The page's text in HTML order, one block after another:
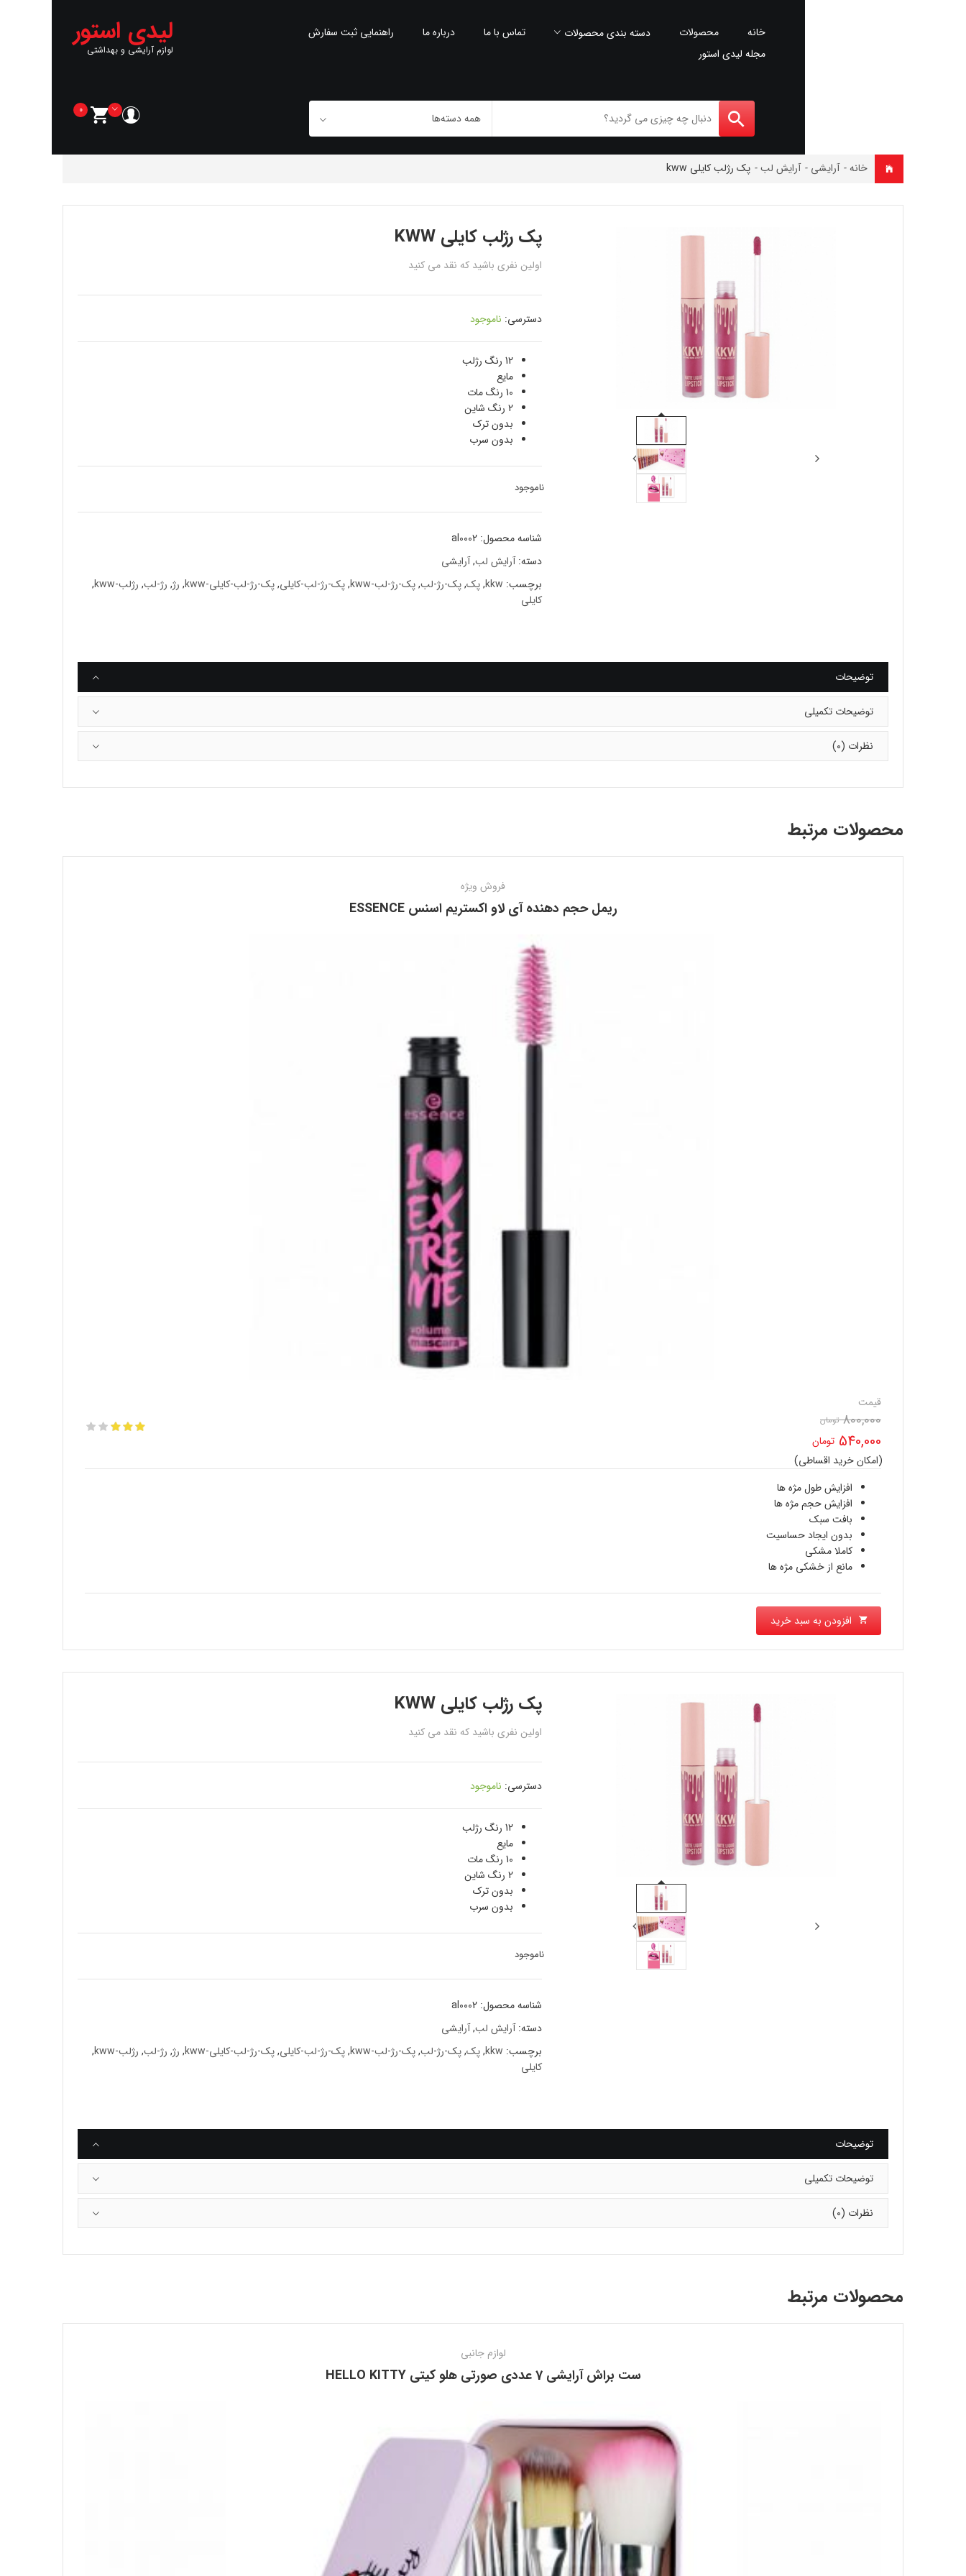
خانه محصولات دسته بندی محصولات تماس با ما درباره ما
راهنمایی ثبت سفارش
مجله لیدی استور
لیدی استور
لوازم آرایشی و بهداشتی
0
خانه - آرایشی - آرایش لب - پک رژلب کایلی kww
پک رژلب کایلی KWW
اولین نفری باشید که نقد می کنید
دسترسی: ناموجود
12 رنگ رژلب
مایع
10 رنگ مات
2 رنگ شاین
بدون ترک
بدون سرب
ناموجود
شناسه محصول:al0002
دسته:آرایش لب,آرایشی
برچسب: kkw
,پک,پک-رژ-لب,پک-رژ-لب-kww ,پک-رژ-لب-کایلی,پک-رژ-لب-کایلی-kww , رژ, رژ-لب, رژلب-kww
,
کایلی
توضیحات
توضیحات تکمیلی
نظرات (0)
محصولات مرتبط
فروش ویژه
ریمل حجم دهنده آی لاو اکستریم اسنس ESSENCE
قیمت
800,000 تومان
اصلی
بود.
540,000 تومان
قیمت
فعلی
540,000 تومان
است.
(امکان خرید اقساطی)
افزایش طول مژه ها
افزایش حجم مژه ها
بافت سبک
بدون ایجاد حساسیت
کاملا مشکی
مانع از خشکی مژه ها
افزودن به سبد خرید
پک رژلب کایلی KWW
اولین نفری باشید که نقد می کنید
دسترسی: ناموجود
12 رنگ رژلب
مایع
10 رنگ مات
2 رنگ شاین
بدون ترک
بدون سرب
ناموجود
شناسه محصول:al0002
دسته:آرایش لب,آرایشی
برچسب: kkw
,پک,پک-رژ-لب,پک-رژ-لب-kww ,پک-رژ-لب-کایلی,پک-رژ-لب-کایلی-kww , رژ, رژ-لب, رژلب-kww
,
کایلی
توضیحات
توضیحات تکمیلی
نظرات (0)
محصولات مرتبط
لوازم جانبی
ست براش آرایشی 7 عددی صورتی هلو کیتی HELLO KITTY